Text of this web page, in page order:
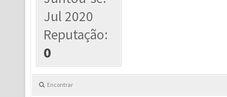
Jul 2020
Reputação:
0
Encontrar